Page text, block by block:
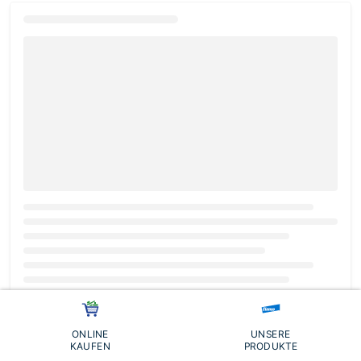
ONLINE
KAUFEN
UNSERE
PRODUKTE